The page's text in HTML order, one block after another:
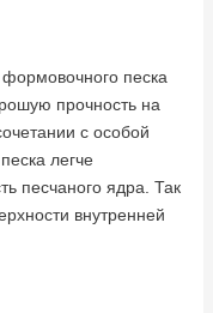
формовочного песка
прочность на
с особой
легче
песчаного ядра. Так
внутренней